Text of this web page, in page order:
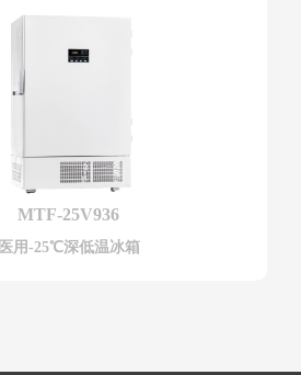
MTF-25V936
医用-25℃深低温冰箱